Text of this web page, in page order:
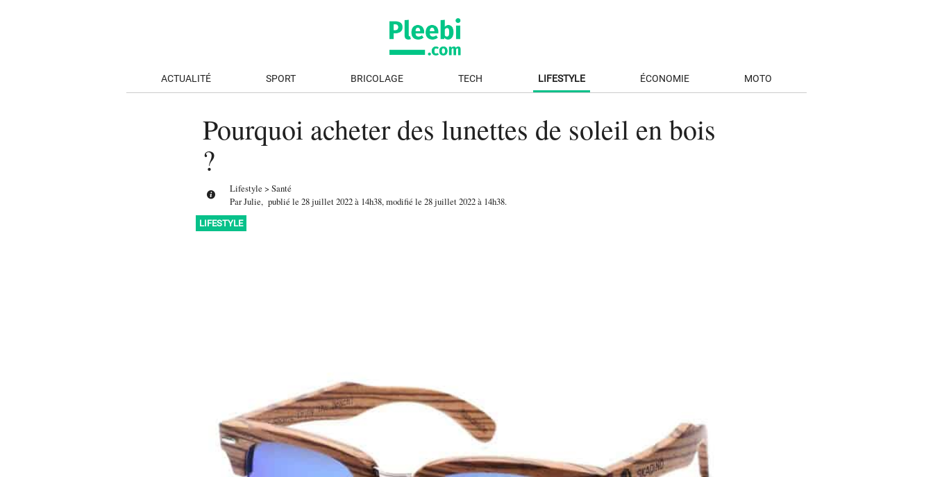
ACTUALITÉ SPORT BRICOLAGE TECH LIFESTYLE ÉCONOMIE MOTO
Pourquoi acheter des lunettes de soleil en bois
?
Lifestyle > Santé
ParJulie, publié le 28 juillet 2022à 14h38, modifié le 28 juillet 2022 à 14h38.
LIFESTYLE